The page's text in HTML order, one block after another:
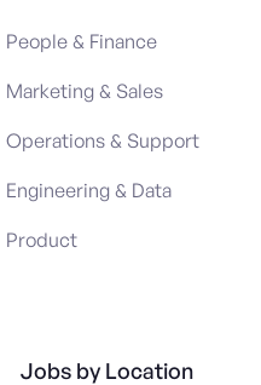
People & Finance
Marketing & Sales
Operations & Support
Engineering & Data
Product
Jobs by Location